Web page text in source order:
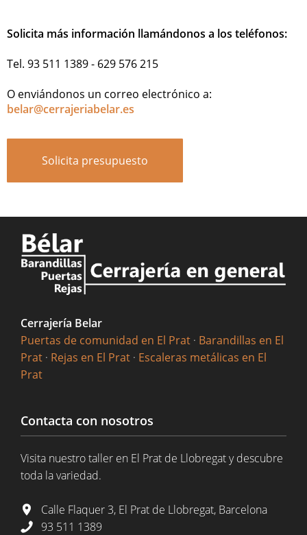
Solicita más información llamándonos a los teléfonos:
Tel. 93 511 1389 - 629 576 215
O enviándonos un correo electrónico a:
belar@cerrajeriabelar.es
Solicita presupuesto
Cerrajería Belar
Puertas de comunidad en El Prat · Barandillas en El
Prat · Rejas en El Prat · Escaleras metálicas en El
Prat
Contacta con nosotros
Visita nuestro taller en El Prat de Llobregat y descubre
toda la variedad.
Calle Flaquer 3, El Prat de Llobregat, Barcelona
93 511 1389